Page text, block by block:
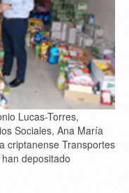
Lucas-Torres,
Sociales, Ana María
criptanense Transportes
depositado